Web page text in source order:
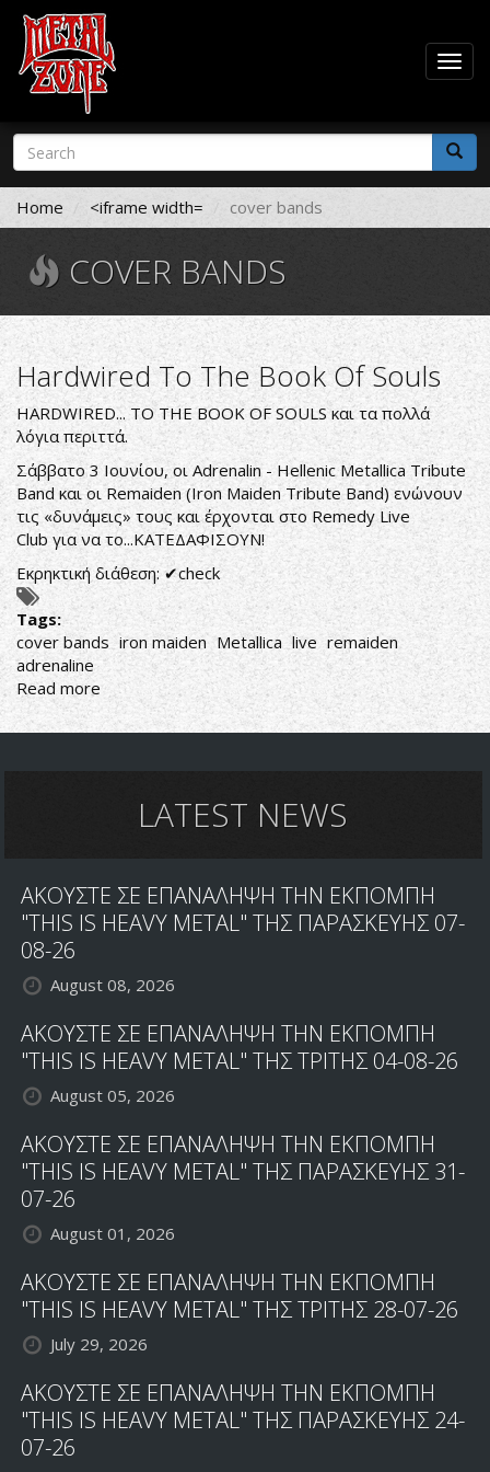
Skip
main
content
Search
form
Search
Home <iframe width= cover bands
COVER BANDS
Hardwired To The Book Of Souls
HARDWIRED... TO THE BOOK OF SOULS και τα πολλά
λόγια περιττά.
Σάββατο 3 Ιουνίου, οι Adrenalin - Hellenic Metallica Tribute
Band και οιRemaiden (Iron Maiden Tribute Band)ενώνουν
τις «δυνάμεις» τους και έρχονται στο Remedy Live
Club για να το...ΚΑΤΕΔΑΦΙΣΟΥΝ!
Εκρηκτική διάθεση: ✔check
Tags:
cover bands iron maiden Metallica live remaiden
adrenaline
Read more about
Hardwired
To
LATEST NEWS
ΑΚΟΥΣΤΕ ΣΕ ΕΠΑΝΑΛΗΨΗ ΤΗΝ ΕΚΠΟΜΠΗ
"THIS IS HEAVY METAL" ΤΗΣ ΠΑΡΑΣΚΕΥΗΣ 07-
08-26
August 08, 2026
ΑΚΟΥΣΤΕ ΣΕ ΕΠΑΝΑΛΗΨΗ ΤΗΝ ΕΚΠΟΜΠΗ
"THIS IS HEAVY METAL" ΤΗΣ ΤΡΙΤΗΣ 04-08-26
August 05, 2026
ΑΚΟΥΣΤΕ ΣΕ ΕΠΑΝΑΛΗΨΗ ΤΗΝ ΕΚΠΟΜΠΗ
"THIS IS HEAVY METAL" ΤΗΣ ΠΑΡΑΣΚΕΥΗΣ 31-
07-26
August 01, 2026
ΑΚΟΥΣΤΕ ΣΕ ΕΠΑΝΑΛΗΨΗ ΤΗΝ ΕΚΠΟΜΠΗ
"THIS IS HEAVY METAL" ΤΗΣ ΤΡΙΤΗΣ 28-07-26
July 29, 2026
ΑΚΟΥΣΤΕ ΣΕ ΕΠΑΝΑΛΗΨΗ ΤΗΝ ΕΚΠΟΜΠΗ
"THIS IS HEAVY METAL" ΤΗΣ ΠΑΡΑΣΚΕΥΗΣ 24-
07-26